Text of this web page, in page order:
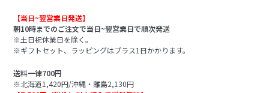
【当日~翌営業日発送】
朝10時までのご注文で当日~翌営業日で順次発送
※土日祝休業日を除く。
※ギフトセット、ラッピングはプラス1日かかります。
送料一律700円
※北海道1,420円/沖縄・離島2,130円